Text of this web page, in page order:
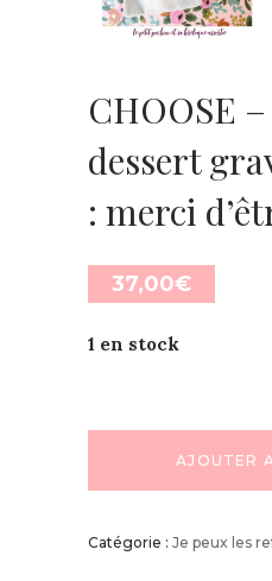
CHOOSE
dessert
: merci
37,00€
1 en stock
AJOUTER
Catégorie : Je peux les